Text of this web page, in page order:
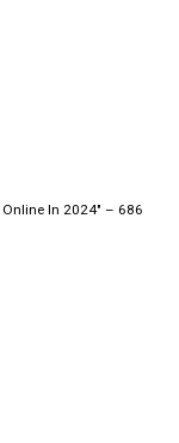
Online In 2024" – 686